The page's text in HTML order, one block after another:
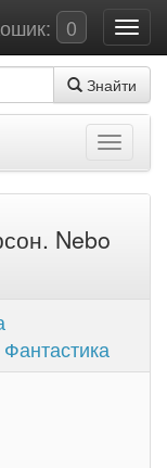
0
Знайти
Nebo
Фантастика